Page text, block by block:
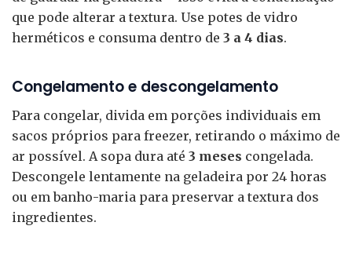
que pode alterar a textura. Use potes de vidro
herméticos e consuma dentro de 3 a 4 dias.
Congelamento e descongelamento
Para congelar, divida em porções individuais em
sacos próprios para freezer, retirando o máximo de
ar possível. A sopa dura até 3 meses congelada.
Descongele lentamente na geladeira por 24 horas
ou em banho-maria para preservar a textura dos
ingredientes.